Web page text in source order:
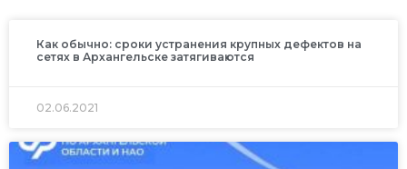
Как обычно: сроки устранения крупных дефектов на
сетях в Архангельске затягиваются
02.06.2021